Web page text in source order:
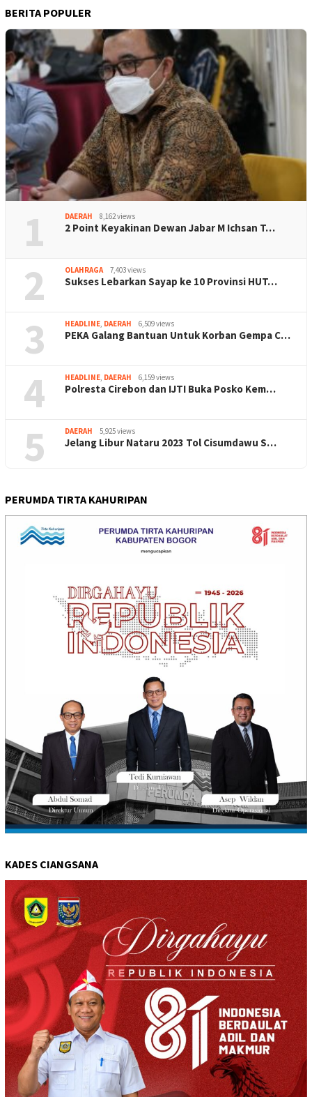
BERITA POPULER
1 DAERAH 8,162 views
2 Point Keyakinan Dewan Jabar M Ichsan T…
2 OLAHRAGA 7,403 views
Sukses Lebarkan Sayap ke 10 Provinsi HUT…
3 HEADLINE, DAERAH 6,509 views
PEKA Galang Bantuan Untuk Korban Gempa C…
4 HEADLINE, DAERAH 6,159 views
Polresta Cirebon dan IJTI Buka Posko Kem…
5 DAERAH 5,925 views
Jelang Libur Nataru 2023 Tol Cisumdawu S…
PERUMDA TIRTA KAHURIPAN
KADES CIANGSANA